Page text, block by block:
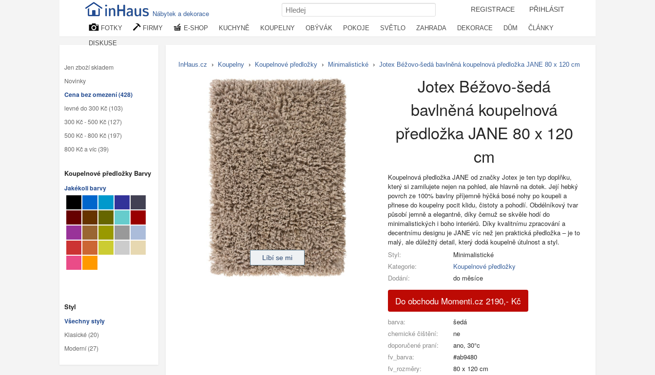
Nábytek a dekorace REGISTRACE PŘIHLÁSIT
FOTKY FIRMY E-SHOP KUCHYNĚ KOUPELNY OBÝVÁK POKOJE SVĚTLO ZAHRADA DEKORACE DŮM ČLÁNKY
DISKUSE
Jen zboží skladem
Novinky
Cena bez omezení (428)
levné do 300 Kč (103)
300 Kč - 500 Kč (127)
500 Kč - 800 Kč (197)
800 Kč a víc (39)
Koupelnové předložky Barvy
Jakékoli barvy
Styl
Všechny styly
Klasické (20)
Moderní (27)
InHaus.cz › Koupelny › Koupelnové předložky › Minimalistické › Jotex Béžovo-šedá bavlněná koupelnová předložka JANE 80 x 120 cm
Jotex Béžovo-šedá
bavlněná koupelnová
předložka JANE 80 x 120
cm
Koupelnová předložka JANE od značky Jotex je ten typ doplňku,
který si zamilujete nejen na pohled, ale hlavně na dotek. Její hebký
povrch ze 100% bavlny příjemně hýčká bosé nohy po koupeli a
přinese do koupelny pocit klidu, čistoty a pohodlí. Obdélníkový tvar
působí jemně a elegantně, díky čemuž se skvěle hodí do
minimalistických i boho interiérů. Díky kvalitnímu zpracování a
decentnímu designu je JANE víc než jen praktická předložka – je to
malý, ale důležitý detail, který dodá koupelně útulnost a styl.
Styl:
Minimalistické
Kategorie:
Koupelnové předložky
Dodání:
do měsíce
Do obchodu Momenti.cz 2190,- Kč
barva:
šedá
chemické čištění:
ne
doporučené praní:
ano, 30°c
fv_barva:
#ab9480
fv_rozměry:
80 x 120 cm